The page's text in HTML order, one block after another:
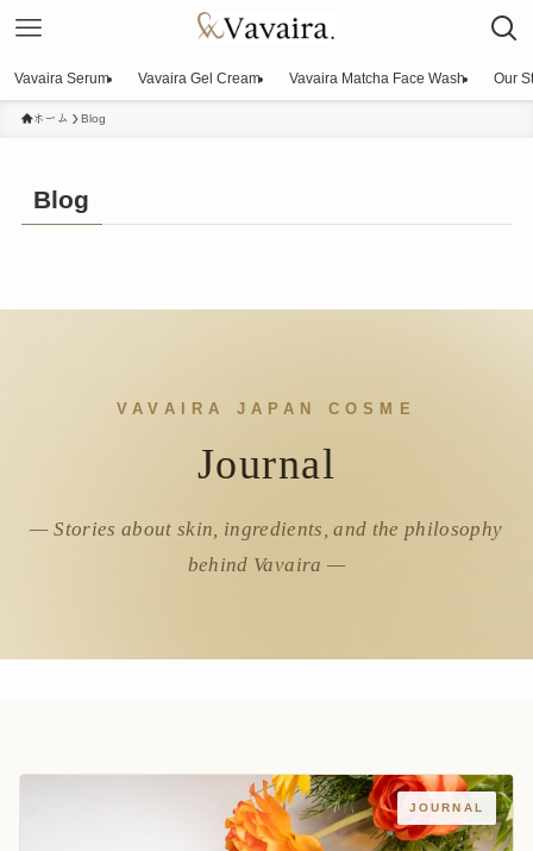
Vavaira Serum Vavaira Gel Cream Vavaira Matcha Face Wash Our
ホーム Blog
Blog
VAVAIRA JAPAN COSME
Journal
— Stories about skin, ingredients, and the philosophy
behind Vavaira —
JOURNAL